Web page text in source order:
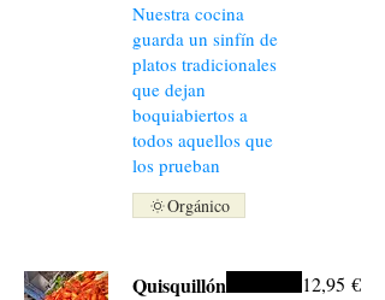
Nuestra cocina
guarda un sinfín de
platos tradicionales
que dejan
boquiabiertos a
todos aquellos que
los prueban
Orgánico
Quisquillón 12,95 €